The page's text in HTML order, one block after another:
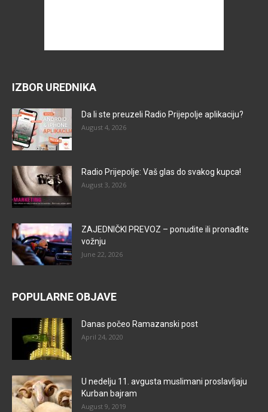
IZBOR UREDNIKA
Da li ste preuzeli Radio Prijepolje aplikaciju?
August 4, 2026
Radio Prijepolje: Vaš glas do svakog kupca!
August 3, 2026
ZAJEDNIČKI PREVOZ – ponudite ili pronađite
vožnju
June 22, 2026
POPULARNE OBJAVE
Danas počeo Ramazanski post
April 24, 2020
U nedelju 11. avgusta muslimani proslavljaju
Kurban bajram
August 9, 2019